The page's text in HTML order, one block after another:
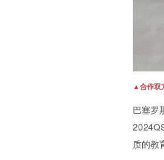
▲合作双
巴塞罗
质的教